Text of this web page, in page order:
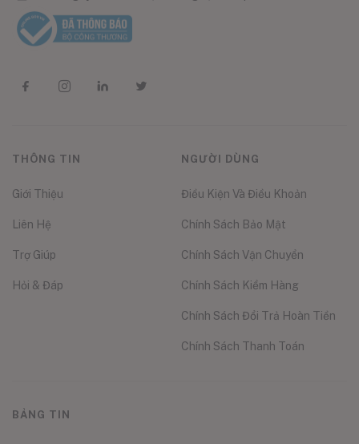
THÔNG TIN
Giới Thiệu
Liên Hệ
Trợ Giúp
Hỏi & Đáp
NGƯỜI DÙNG
Điều Kiện Và Điều Khoản
Chính Sách Bảo Mật
Chính Sách Vận Chuyển
Chính Sách Kiểm Hàng
Chính Sách Đổi Trả Hoàn Tiền
Chính Sách Thanh Toán
BẢNG TIN